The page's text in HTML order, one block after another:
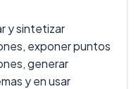
y sintetizar
exponer puntos
generar
y en usar